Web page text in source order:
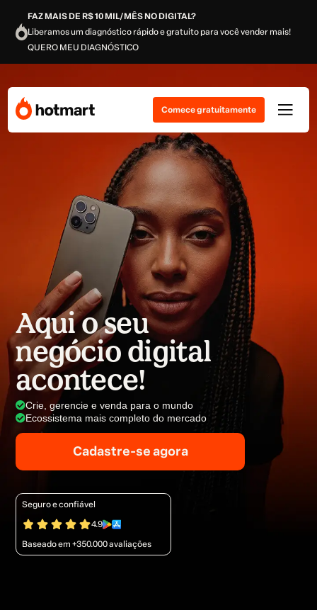
FAZ MAIS DE R$ 10 MIL/MÊS NO DIGITAL?
Liberamos um diagnóstico rápido e gratuito para você vender mais!
QUERO MEU DIAGNÓSTICO
Comece gratuitamente
Aqui o seu
negócio digital
acontece!
Crie, gerencie e venda para o mundo
Ecossistema mais completo do mercado
Cadastre-se agora
Seguro e confiável
4.9
Baseado em +350.000 avaliações